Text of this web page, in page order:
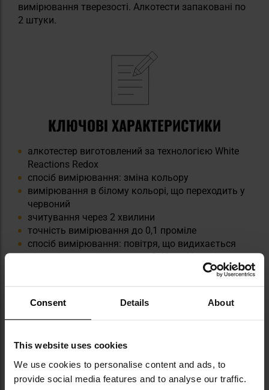
Consent Details About
This website uses cookies
We use cookies to personalise content and ads, to
provide social media features and to analyse our traffic.
вимірювання тверезості. Алкотести запаковані по
2 штуки.
КЛЮЧОВІ ХАРАКТЕРИСТИКИ
алкотестер виготовлений за технологією White
Reactions Redox
спосіб вимірювання: зміна кольору
вимірювання в білому кольорі, що переходить у
червоний
зчитування через 2 хвилини
точність вимірювання до 0,1 проміле
спосіб вимірювання: повітря, що видихається
дія в діапазоні температур 0-40 ст. Цельсія
діапазони вимірювання: 0,05 0,1 0,2 0,3 0,5 0,8
вага одиниці 20 г